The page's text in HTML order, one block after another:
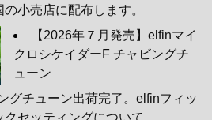
小売店に配布します。
【2026年７月発売】elfinマイ
クロシケイダーF チャビングチ
ューン
グチューン出荷完了。elfinフィッ